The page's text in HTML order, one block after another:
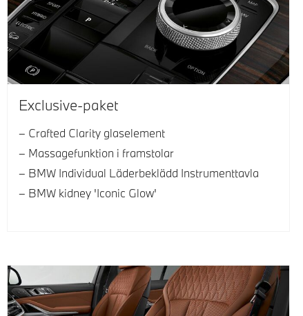
Exclusive-paket
Crafted Clarity glaselement
Massagefunktion i framstolar
BMW Individual Läderbeklädd Instrumenttavla
BMW kidney 'Iconic Glow'